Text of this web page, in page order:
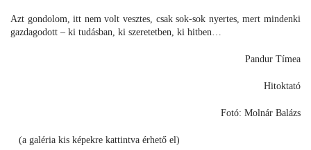
Azt gondolom, itt nem volt vesztes, csak sok-sok nyertes, mert mindenki
gazdagodott – ki tudásban, ki szeretetben, ki hitben…
Pandur Tímea
Hitoktató
Fotó: Molnár Balázs
(a galéria kis képekre kattintva érhető el)